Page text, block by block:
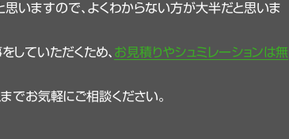
いますので、よくわからない方が大半だと思いま
していただくため、 お見積りやシュミレーションは無
でお気軽にご相談ください。